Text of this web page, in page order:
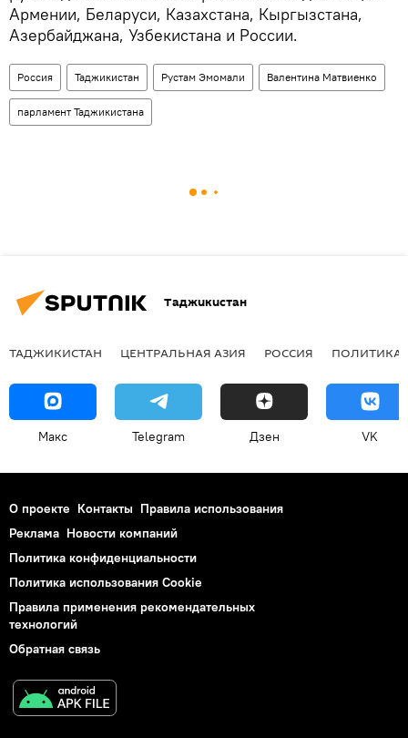
Армении, Беларуси, Казахстана, Кыргызстана,
Азербайджана, Узбекистана и России.
Россия Таджикистан Рустам Эмомали Валентина Матвиенко
парламент Таджикистана
Таджикистан
ТАДЖИКИСТАН ЦЕНТРАЛЬНАЯ АЗИЯ РОССИЯ ПОЛИТИКА
Макс Telegram Дзен VK
О проекте Контакты Правила использования
Реклама Новости компаний
Политика конфиденциальности
Политика использования Cookie
Правила применения рекомендательных
технологий
Обратная связь